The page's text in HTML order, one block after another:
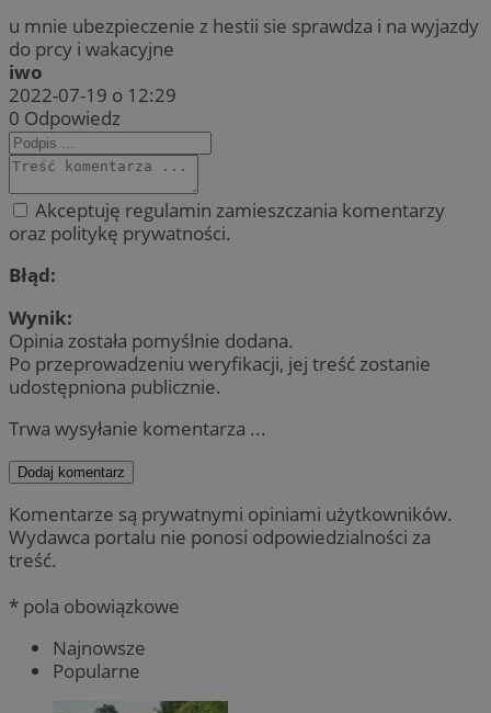
u mnie ubezpieczenie z hestii sie sprawdza i na wyjazdy
do prcy i wakacyjne
iwo
2022-07-19 o 12:29
0 Odpowiedz
Akceptuję regulamin zamieszczania komentarzy
oraz politykę prywatności.
Błąd:
Wynik:
Opinia została pomyślnie dodana.
Po przeprowadzeniu weryfikacji, jej treść zostanie
udostępniona publicznie.
Trwa wysyłanie komentarza ...
Dodaj komentarz
Komentarze są prywatnymi opiniami użytkowników.
Wydawca portalu nie ponosi odpowiedzialności za
treść.
* pola obowiązkowe
Najnowsze
Popularne